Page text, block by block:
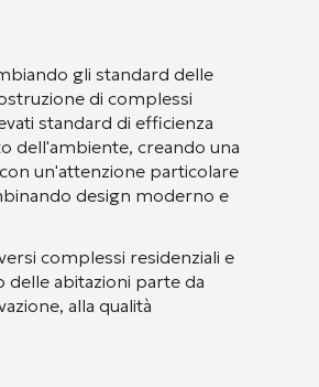
gli standard delle
di complessi
standard di efficienza
dell'ambiente, creando una
un'attenzione particolare
design moderno e
complessi residenziali e
abitazioni parte da
alla qualità